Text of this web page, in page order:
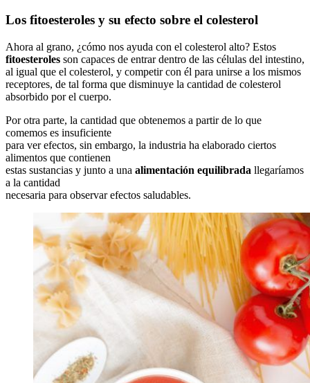
Los fitoesteroles y su efecto sobre el colesterol
Ahora al grano, ¿cómo nos ayuda con el colesterol alto? Estos
fitoesteroles son capaces de entrar dentro de las células del intestino,
al igual que el colesterol, y competir con él para unirse a los mismos
receptores, de tal forma que disminuye la cantidad de colesterol
absorbido por el cuerpo.
Por otra parte, la cantidad que obtenemos a partir de lo que
comemos es insuficiente
para ver efectos, sin embargo, la industria ha elaborado ciertos
alimentos que contienen
estas sustancias y junto a una alimentación equilibrada llegaríamos
a la cantidad
necesaria para observar efectos saludables.